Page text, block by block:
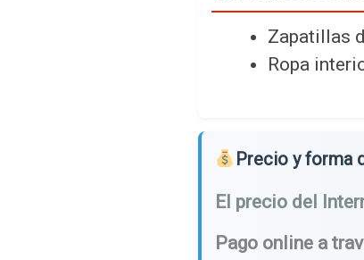
Zapatillas
Ropa
Precio y forma
El precio del
Pago online a